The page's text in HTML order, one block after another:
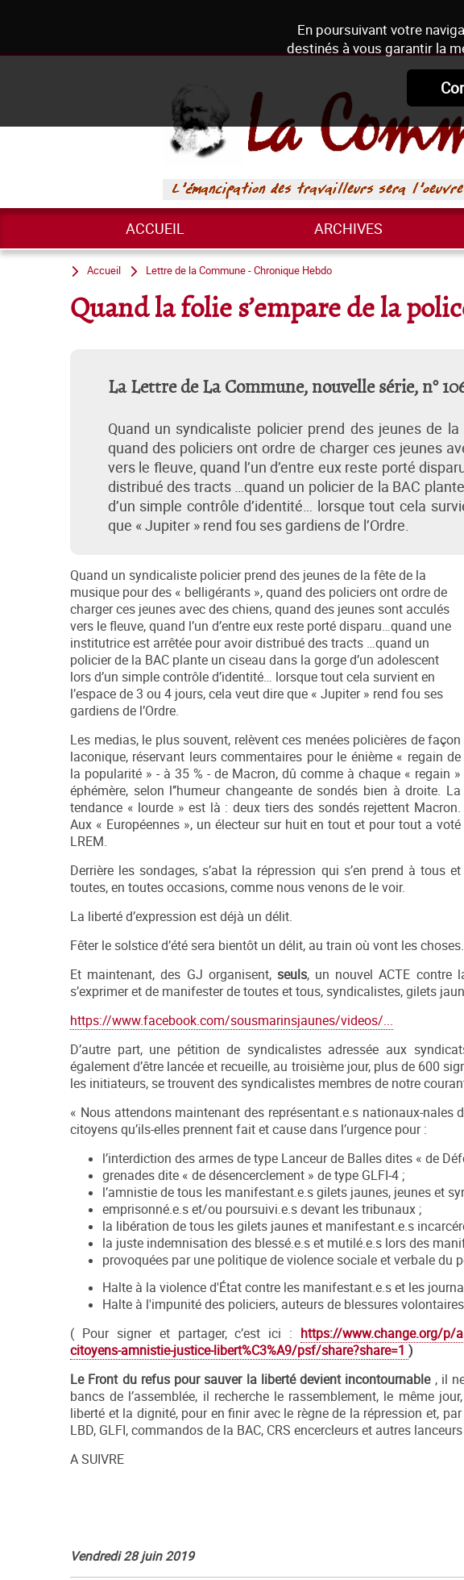
En poursuivant votre
destinés à vous garantir la
ACCUEIL ARCHIVES
Accueil Lettre de la Commune - Chronique Hebdo
Quand la folie s’empare de la
La Lettre de La Commune, nouvelle série, n°
Quand un syndicaliste policier prend des jeunes de
quand des policiers ont ordre de charger ces jeunes
vers le fleuve, quand l’un d’entre eux reste porté
distribué des tracts …quand un policier de la BAC
d’un simple contrôle d’identité… lorsque tout cela
que « Jupiter » rend fou ses gardiens de l’Ordre.
Quand un syndicaliste policier prend des jeunes de la fête de la
musique pour des « belligérants », quand des policiers ont ordre de
charger ces jeunes avec des chiens, quand des jeunes sont acculés
vers le fleuve, quand l’un d’entre eux reste porté disparu…quand une
institutrice est arrêtée pour avoir distribué des tracts …quand un
policier de la BAC plante un ciseau dans la gorge d’un adolescent
lors d’un simple contrôle d’identité… lorsque tout cela survient en
l’espace de 3 ou 4 jours, cela veut dire que « Jupiter » rend fou ses
gardiens de l’Ordre.
Les medias, le plus souvent, relèvent ces menées policières de façon
laconique, réservant leurs commentaires pour le énième « regain de
la popularité » - à 35 % - de Macron, dû comme à chaque « regain »
éphémère, selon l’’humeur changeante de sondés bien à droite. La
tendance « lourde » est là : deux tiers des sondés rejettent Macron.
Aux « Européennes », un électeur sur huit en tout et pour tout a voté
LREM.
Derrière les sondages, s’abat la répression qui s’en prend à tous et
toutes, en toutes occasions, comme nous venons de le voir.
La liberté d’expression est déjà un délit.
Fêter le solstice d’été sera bientôt un délit, au train où vont les choses.
Et maintenant, des GJ organisent, seuls, un nouvel ACTE contre
s’exprimer et de manifester de toutes et tous, syndicalistes, gilets
https://www.facebook.com/sousmarinsjaunes/videos/...
D’autre part, une pétition de syndicalistes adressée aux
également d’être lancée et recueille, au troisième jour, plus de 600
les initiateurs, se trouvent des syndicalistes membres de notre
« Nous attendons maintenant des représentant.e.s nationaux-
citoyens qu’ils-elles prennent fait et cause dans l’urgence pour :
l’interdiction des armes de type Lanceur de Balles dites « de
grenades dite « de désencerclement » de type GLFI-4 ;
l’amnistie de tous les manifestant.e.s gilets jaunes, jeunes et
emprisonné.e.s et/ou poursuivi.e.s devant les tribunaux ;
la libération de tous les gilets jaunes et manifestant.e.s
la juste indemnisation des blessé.e.s et mutilé.e.s lors des
provoquées par une politique de violence sociale et verbale du
Halte à la violence d'État contre les manifestant.e.s et les
Halte à l'impunité des policiers, auteurs de blessures
( Pour signer et partager, c’est ici : https://www.change.org/p/
citoyens-amnistie-justice-libert%C3%A9/psf/share?share=1 )
Le Front du refus pour sauver la liberté devient incontournable , il
bancs de l’assemblée, il recherche le rassemblement, le même
liberté et la dignité, pour en finir avec le règne de la répression et,
LBD, GLFI, commandos de la BAC, CRS encercleurs et autres
A SUIVRE
Vendredi 28 juin 2019